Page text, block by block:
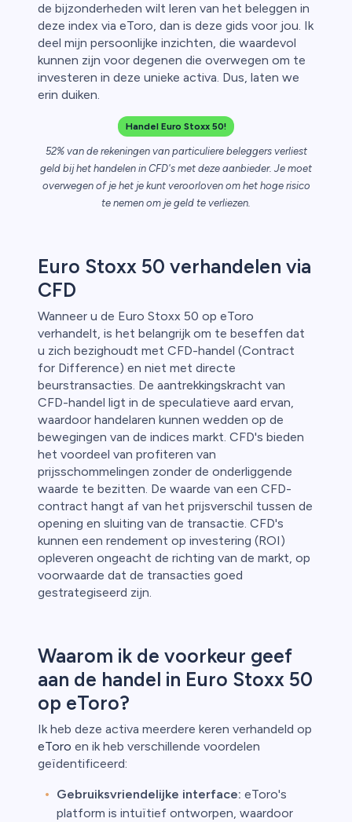
de bijzonderheden wilt leren van het beleggen in
deze index via eToro, dan is deze gids voor jou. Ik
deel mijn persoonlijke inzichten, die waardevol
kunnen zijn voor degenen die overwegen om te
investeren in deze unieke activa. Dus, laten we
erin duiken.
Handel Euro Stoxx 50!
52% van de rekeningen van particuliere beleggers verliest
geld bij het handelen in CFD's met deze aanbieder. Je moet
overwegen of je het je kunt veroorloven om het hoge risico
te nemen om je geld te verliezen.
Euro Stoxx 50 verhandelen via
CFD
Wanneer u de Euro Stoxx 50 op eToro
verhandelt, is het belangrijk om te beseffen dat
u zich bezighoudt met CFD-handel (Contract
for Difference) en niet met directe
beurstransacties. De aantrekkingskracht van
CFD-handel ligt in de speculatieve aard ervan,
waardoor handelaren kunnen wedden op de
bewegingen van de indices markt. CFD's bieden
het voordeel van profiteren van
prijsschommelingen zonder de onderliggende
waarde te bezitten. De waarde van een CFD-
contract hangt af van het prijsverschil tussen de
opening en sluiting van de transactie. CFD's
kunnen een rendement op investering (ROI)
opleveren ongeacht de richting van de markt, op
voorwaarde dat de transacties goed
gestrategiseerd zijn.
Waarom ik de voorkeur geef
aan de handel in Euro Stoxx 50
op eToro?
Ik heb deze activa meerdere keren verhandeld op
eToro en ik heb verschillende voordelen
geïdentificeerd:
Gebruiksvriendelijke interface: eToro's
platform is intuïtief ontworpen, waardoor